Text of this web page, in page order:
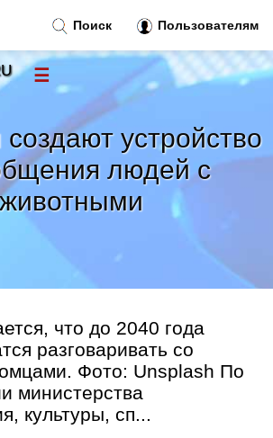
устройство
людей с
животными
что до 2040 года
разговаривать со
Фото: Unsplash По
министерства
культуры, сп...
Поиск Пользователям
☰
»